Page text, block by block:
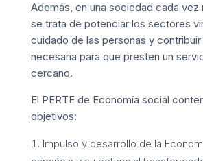
Además, en una sociedad cada vez
se trata de potenciar los sectores
cuidado de las personas y contribuir
necesaria para que presten un
cercano.
El PERTE de Economía social
objetivos:
Impulso y desarrollo de la